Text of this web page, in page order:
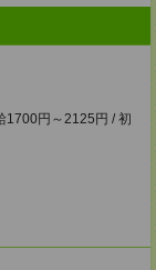
1700円～2125円 / 初